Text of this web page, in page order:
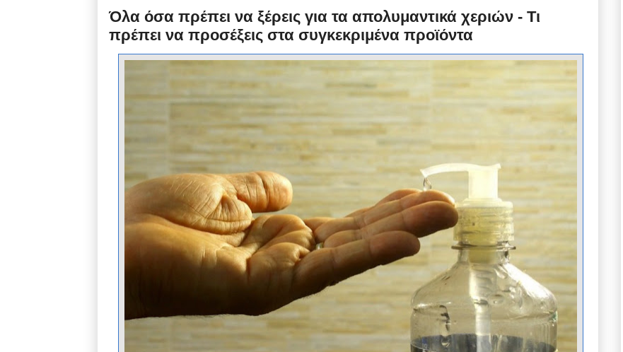
Όλα όσα πρέπει να ξέρεις για τα απολυμαντικά χεριών - Τι
πρέπει να προσέξεις στα συγκεκριμένα προϊόντα